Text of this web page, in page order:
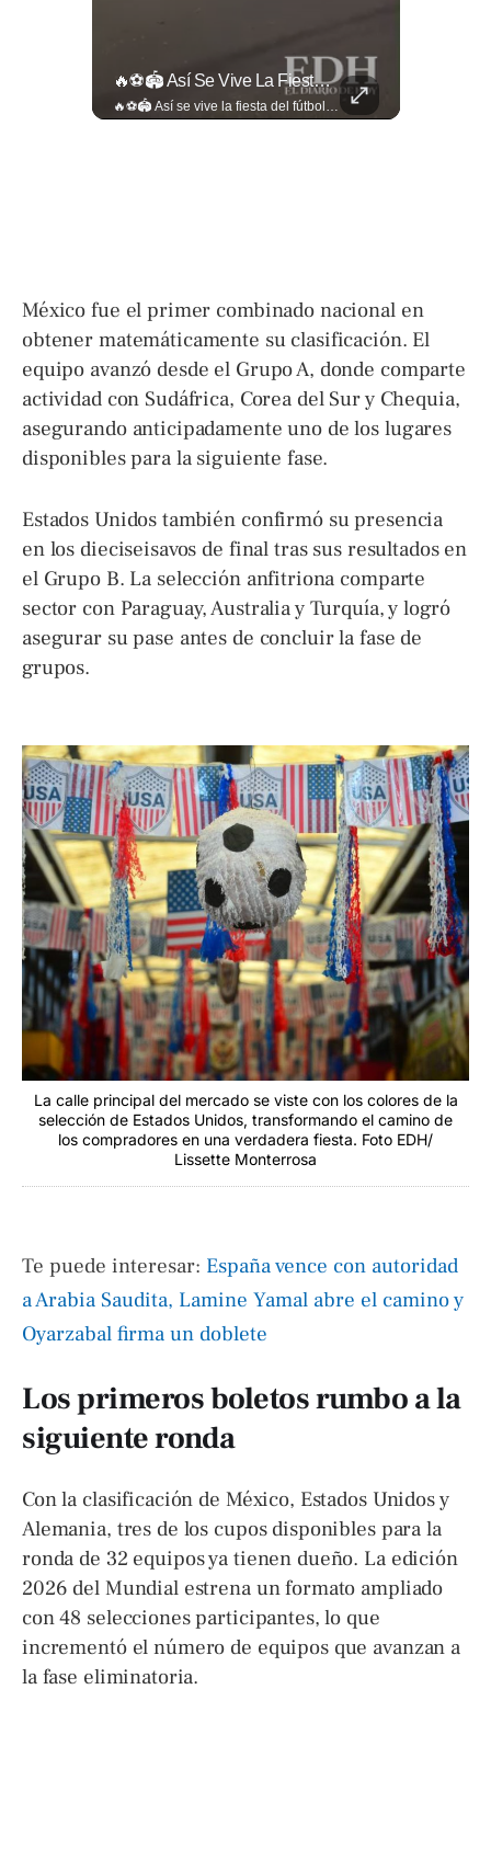
🔥⚽🏟️ Así Se Vive La Fiesta Del Fútbol Salvadoreño: La Pasión De Tigrillos Y Aguiluchos Ya Enciende El Ambiente Previo A La Gran Final Entre...
México fue el primer combinado nacional en
obtener matemáticamente su clasificación. El
equipo avanzó desde el Grupo A, donde comparte
actividad con Sudáfrica, Corea del Sur y Chequia,
asegurando anticipadamente uno de los lugares
disponibles para la siguiente fase.
Estados Unidos también confirmó su presencia
en los dieciseisavos de final tras sus resultados en
el Grupo B. La selección anfitriona comparte
sector con Paraguay, Australia y Turquía, y logró
asegurar su pase antes de concluir la fase de
grupos.
La calle principal del mercado se viste con los colores de la
selección de Estados Unidos, transformando el camino de
los compradores en una verdadera fiesta. Foto EDH/
Lissette Monterrosa
Te puede interesar: España vence con autoridad
a Arabia Saudita, Lamine Yamal abre el camino y
Oyarzabal firma un doblete
Los primeros boletos rumbo a la
siguiente ronda
Con la clasificación de México, Estados Unidos y
Alemania, tres de los cupos disponibles para la
ronda de 32 equipos ya tienen dueño. La edición
2026 del Mundial estrena un formato ampliado
con 48 selecciones participantes, lo que
incrementó el número de equipos que avanzan a
la fase eliminatoria.